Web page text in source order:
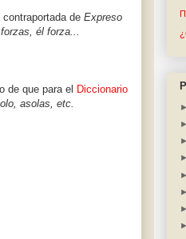
de Expreso
él forza...
de que para el Diccionario
asolas, etc.